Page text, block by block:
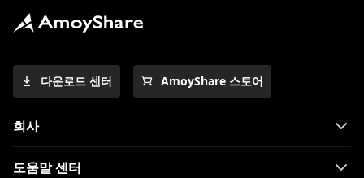
다운로드 센터 AmoyShare 스토어
회사
도움말 센터